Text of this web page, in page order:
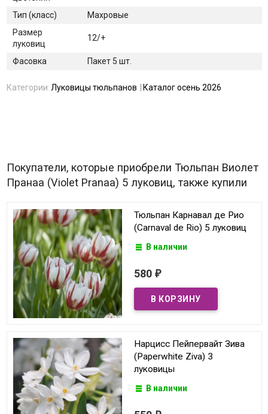
Тип (класс)
Махровые
Размер
луковиц
12/+
Фасовка Пакет 5 шт.
Категории:Луковицы тюльпанов Каталог осень 2026
Покупатели, которые приобрели Тюльпан Виолет
Пранаа (Violet Pranaa) 5 луковиц, также купили
Тюльпан Карнавал де Рио
(Carnaval de Rio) 5 луковиц
В наличии
580 ₽
Нарцисс Пейпервайт Зива
(Paperwhite Ziva) 3
луковицы
В наличии